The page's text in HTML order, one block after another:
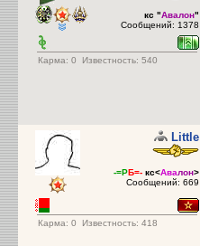
кс "Авалон"
Сообщений: 1378
Карма: 0 Известность: 540
Little
-=РБ=- кс<Авалон>
Сообщений: 669
Карма: 0 Известность: 418